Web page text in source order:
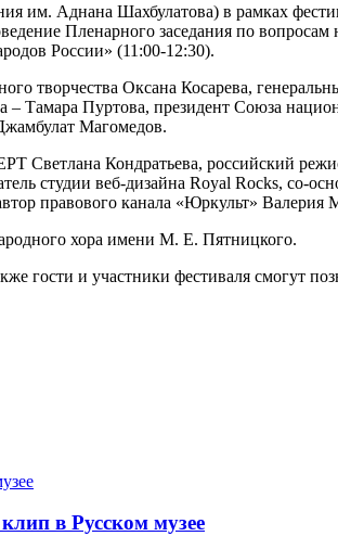
им. Аднана Шахбулатова) в рамках
Пленарного заседания по вопросам
России» (11:00-12:30).
творчества Оксана Косарева,
Тамара Пуртова, президент Союза
Магомедов.
Кондратьева, российский
студии веб-дизайна Royal Rocks, со-
правового канала «Юркульт» Валерия
хора имени М. Е. Пятницкого.
гости и участники фестиваля смогут
в Русском музее